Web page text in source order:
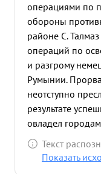
операциями по
обороны
районе С.
операций по
и разгрому
Румынии.
неотступно
результате
овладел
БРАЙЛОВ, Галац
др. С 20 августа
Текст
Показать